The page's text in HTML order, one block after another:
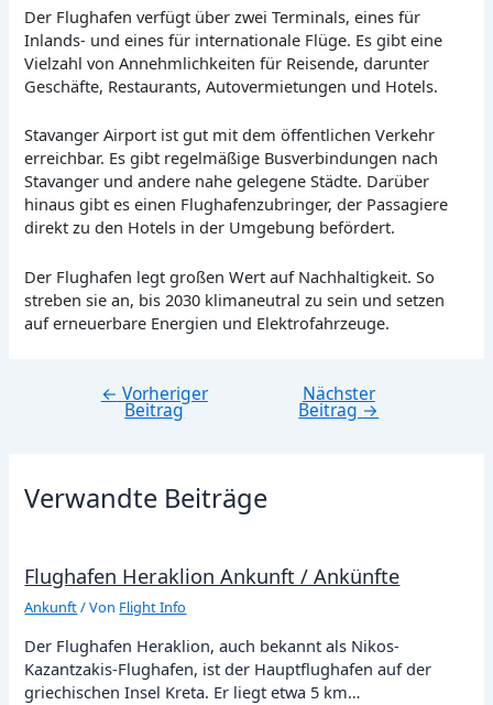
Der Flughafen verfügt über zwei Terminals, eines für
Inlands- und eines für internationale Flüge. Es gibt eine
Vielzahl von Annehmlichkeiten für Reisende, darunter
Geschäfte, Restaurants, Autovermietungen und Hotels.
Stavanger Airport ist gut mit dem öffentlichen Verkehr
erreichbar. Es gibt regelmäßige Busverbindungen nach
Stavanger und andere nahe gelegene Städte. Darüber
hinaus gibt es einen Flughafenzubringer, der Passagiere
direkt zu den Hotels in der Umgebung befördert.
Der Flughafen legt großen Wert auf Nachhaltigkeit. So
streben sie an, bis 2030 klimaneutral zu sein und setzen
auf erneuerbare Energien und Elektrofahrzeuge.
Beitragsnavigation
← Vorheriger
Beitrag
Nächster
Beitrag→
Verwandte Beiträge
Flughafen Heraklion Ankunft / Ankünfte
Ankunft/ Von Flight Info
Der Flughafen Heraklion, auch bekannt als Nikos-
Kazantzakis-Flughafen, ist der Hauptflughafen auf der
griechischen Insel Kreta. Er liegt etwa 5 km…